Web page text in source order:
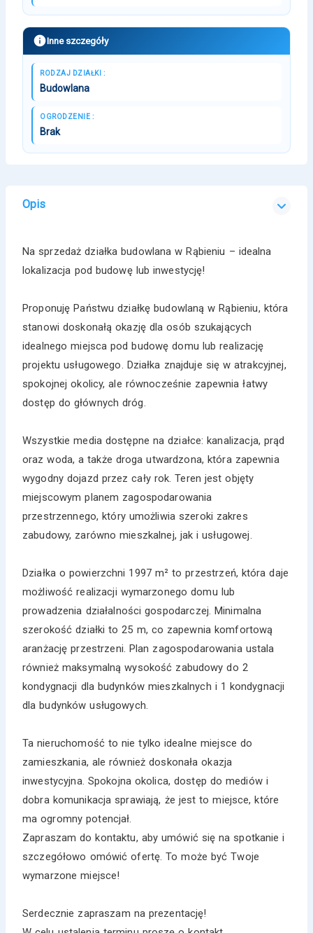
Inne szczegóły
RODZAJ DZIAŁKI :
Budowlana
OGRODZENIE :
Brak
Opis
Na sprzedaż działka budowlana w Rąbieniu – idealna
lokalizacja pod budowę lub inwestycję!
Proponuję Państwu działkę budowlaną w Rąbieniu, która
stanowi doskonałą okazję dla osób szukających
idealnego miejsca pod budowę domu lub realizację
projektu usługowego. Działka znajduje się w atrakcyjnej,
spokojnej okolicy, ale równocześnie zapewnia łatwy
dostęp do głównych dróg.
Wszystkie media dostępne na działce: kanalizacja, prąd
oraz woda, a także droga utwardzona, która zapewnia
wygodny dojazd przez cały rok. Teren jest objęty
miejscowym planem zagospodarowania
przestrzennego, który umożliwia szeroki zakres
zabudowy, zarówno mieszkalnej, jak i usługowej.
Działka o powierzchni 1997 m² to przestrzeń, która daje
możliwość realizacji wymarzonego domu lub
prowadzenia działalności gospodarczej. Minimalna
szerokość działki to 25 m, co zapewnia komfortową
aranżację przestrzeni. Plan zagospodarowania ustala
również maksymalną wysokość zabudowy do 2
kondygnacji dla budynków mieszkalnych i 1 kondygnacji
dla budynków usługowych.
Ta nieruchomość to nie tylko idealne miejsce do
zamieszkania, ale również doskonała okazja
inwestycyjna. Spokojna okolica, dostęp do mediów i
dobra komunikacja sprawiają, że jest to miejsce, które
ma ogromny potencjał.
Zapraszam do kontaktu, aby umówić się na spotkanie i
szczegółowo omówić ofertę. To może być Twoje
wymarzone miejsce!
Serdecznie zapraszam na prezentację!